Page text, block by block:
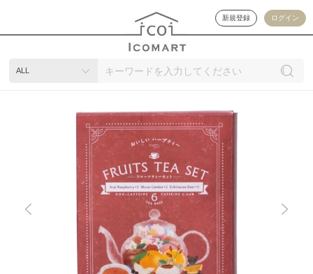
新規登録 ログイン
ALL